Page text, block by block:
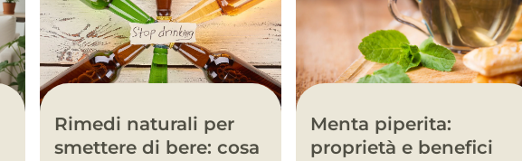
Rimedi naturali per
smettere di bere: cosa
Menta piperita:
proprietà e benefici